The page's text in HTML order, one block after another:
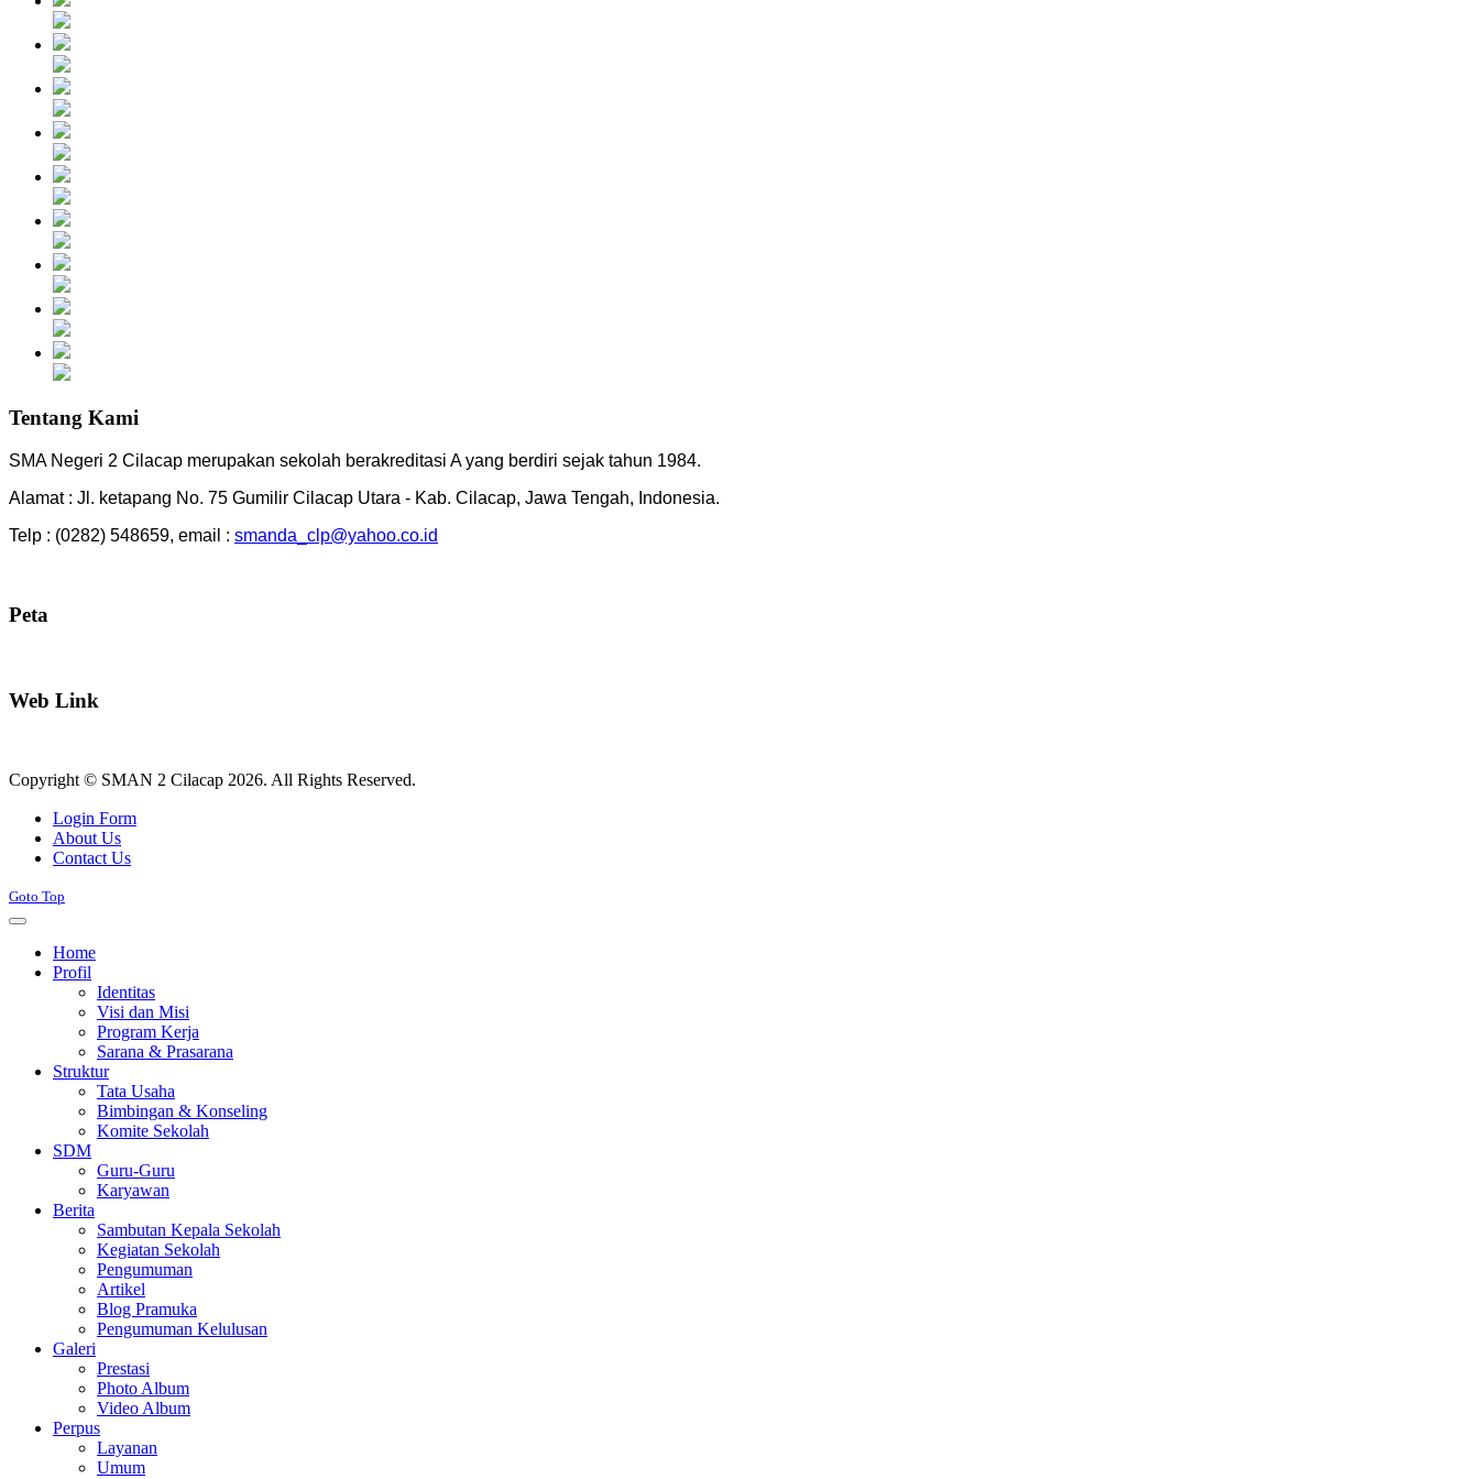
Tentang Kami
SMA Negeri 2 Cilacap merupakan sekolah berakreditasi A yang berdiri sejak tahun 1984.
Alamat : Jl. ketapang No. 75 Gumilir Cilacap Utara - Kab. Cilacap, Jawa Tengah, Indonesia.
Telp : (0282) 548659, email : smanda_clp@yahoo.co.id
Peta
Web Link
Copyright © SMAN 2 Cilacap 2026. All Rights Reserved.
Login Form
About Us
Contact Us
Goto Top
Home
Profil
Identitas
Visi dan Misi
Program Kerja
Sarana & Prasarana
Struktur
Tata Usaha
Bimbingan & Konseling
Komite Sekolah
SDM
Guru-Guru
Karyawan
Berita
Sambutan Kepala Sekolah
Kegiatan Sekolah
Pengumuman
Artikel
Blog Pramuka
Pengumuman Kelulusan
Galeri
Prestasi
Photo Album
Video Album
Perpus
Layanan
Umum